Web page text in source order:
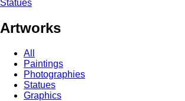
Statues
Artworks
All
Paintings
Photographies
Statues
Graphics